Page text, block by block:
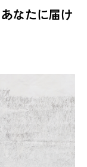
なたに届け